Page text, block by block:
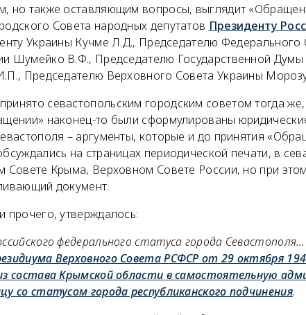
но также оставляющим вопросы, выглядит
Совета народных депутатов Президенту
Украины Кучме Л.Д., Председателю Федерального
Шумейко В.Ф., Председателю Государственной Думы
Председателю Верховного Совета Украины
севастопольским городским советом тогда же,
наконец-то были сформулированы
– аргументы, которые и до принятия
на страницах периодической печати, в
Совете Крыма, Верховном Совете России, но при
документ.
прочего, утверждалось:
федерального статуса города
Верховного Совета РСФСР от 29 октября
состава Крымской области в самостоятельную
со статусом города республиканского подчинения.